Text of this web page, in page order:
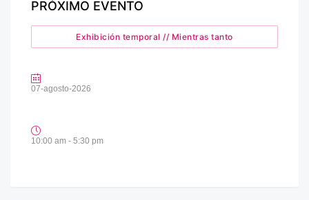
PRÓXIMO EVENTO
Exhibición temporal // Mientras tanto
07-agosto-2026
10:00 am - 5:30 pm